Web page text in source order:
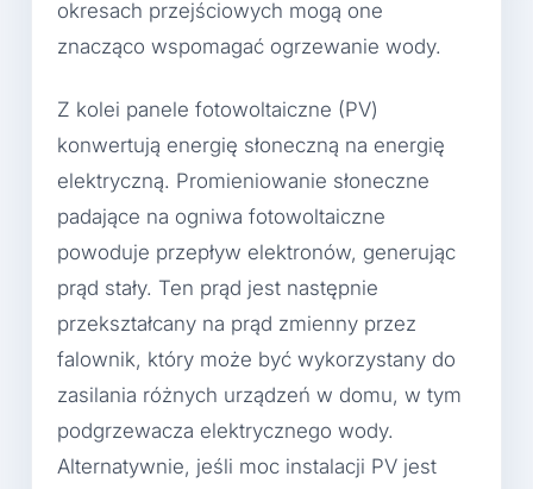
okresach przejściowych mogą one
znacząco wspomagać ogrzewanie wody.
Z kolei panele fotowoltaiczne (PV)
konwertują energię słoneczną na energię
elektryczną. Promieniowanie słoneczne
padające na ogniwa fotowoltaiczne
powoduje przepływ elektronów, generując
prąd stały. Ten prąd jest następnie
przekształcany na prąd zmienny przez
falownik, który może być wykorzystany do
zasilania różnych urządzeń w domu, w tym
podgrzewacza elektrycznego wody.
Alternatywnie, jeśli moc instalacji PV jest